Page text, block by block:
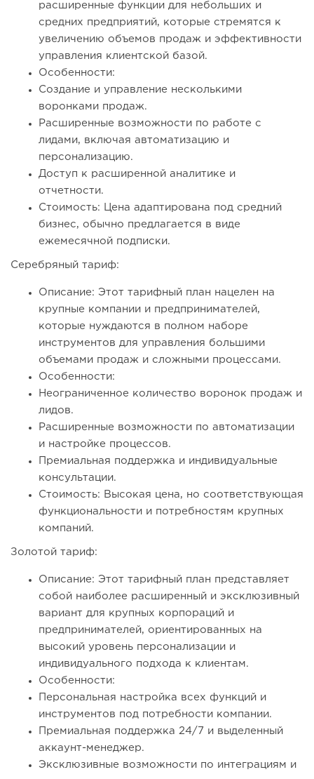
расширенные функции для небольших и
средних предприятий, которые стремятся к
увеличению объемов продаж и эффективности
управления клиентской базой.
Особенности:
Создание и управление несколькими
воронками продаж.
Расширенные возможности по работе с
лидами, включая автоматизацию и
персонализацию.
Доступ к расширенной аналитике и
отчетности.
Стоимость: Цена адаптирована под средний
бизнес, обычно предлагается в виде
ежемесячной подписки.
Серебряный тариф:
Описание: Этот тарифный план нацелен на
крупные компании и предпринимателей,
которые нуждаются в полном наборе
инструментов для управления большими
объемами продаж и сложными процессами.
Особенности:
Неограниченное количество воронок продаж и
лидов.
Расширенные возможности по автоматизации
и настройке процессов.
Премиальная поддержка и индивидуальные
консультации.
Стоимость: Высокая цена, но соответствующая
функциональности и потребностям крупных
компаний.
Золотой тариф:
Описание: Этот тарифный план представляет
собой наиболее расширенный и эксклюзивный
вариант для крупных корпораций и
предпринимателей, ориентированных на
высокий уровень персонализации и
индивидуального подхода к клиентам.
Особенности:
Персональная настройка всех функций и
инструментов под потребности компании.
Премиальная поддержка 24/7 и выделенный
аккаунт-менеджер.
Эксклюзивные возможности по интеграциям и